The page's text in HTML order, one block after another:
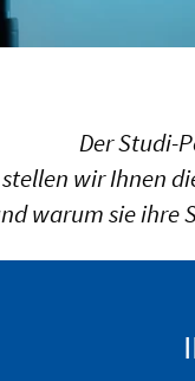
Der Studi-
wir Ihnen
warum sie ihre